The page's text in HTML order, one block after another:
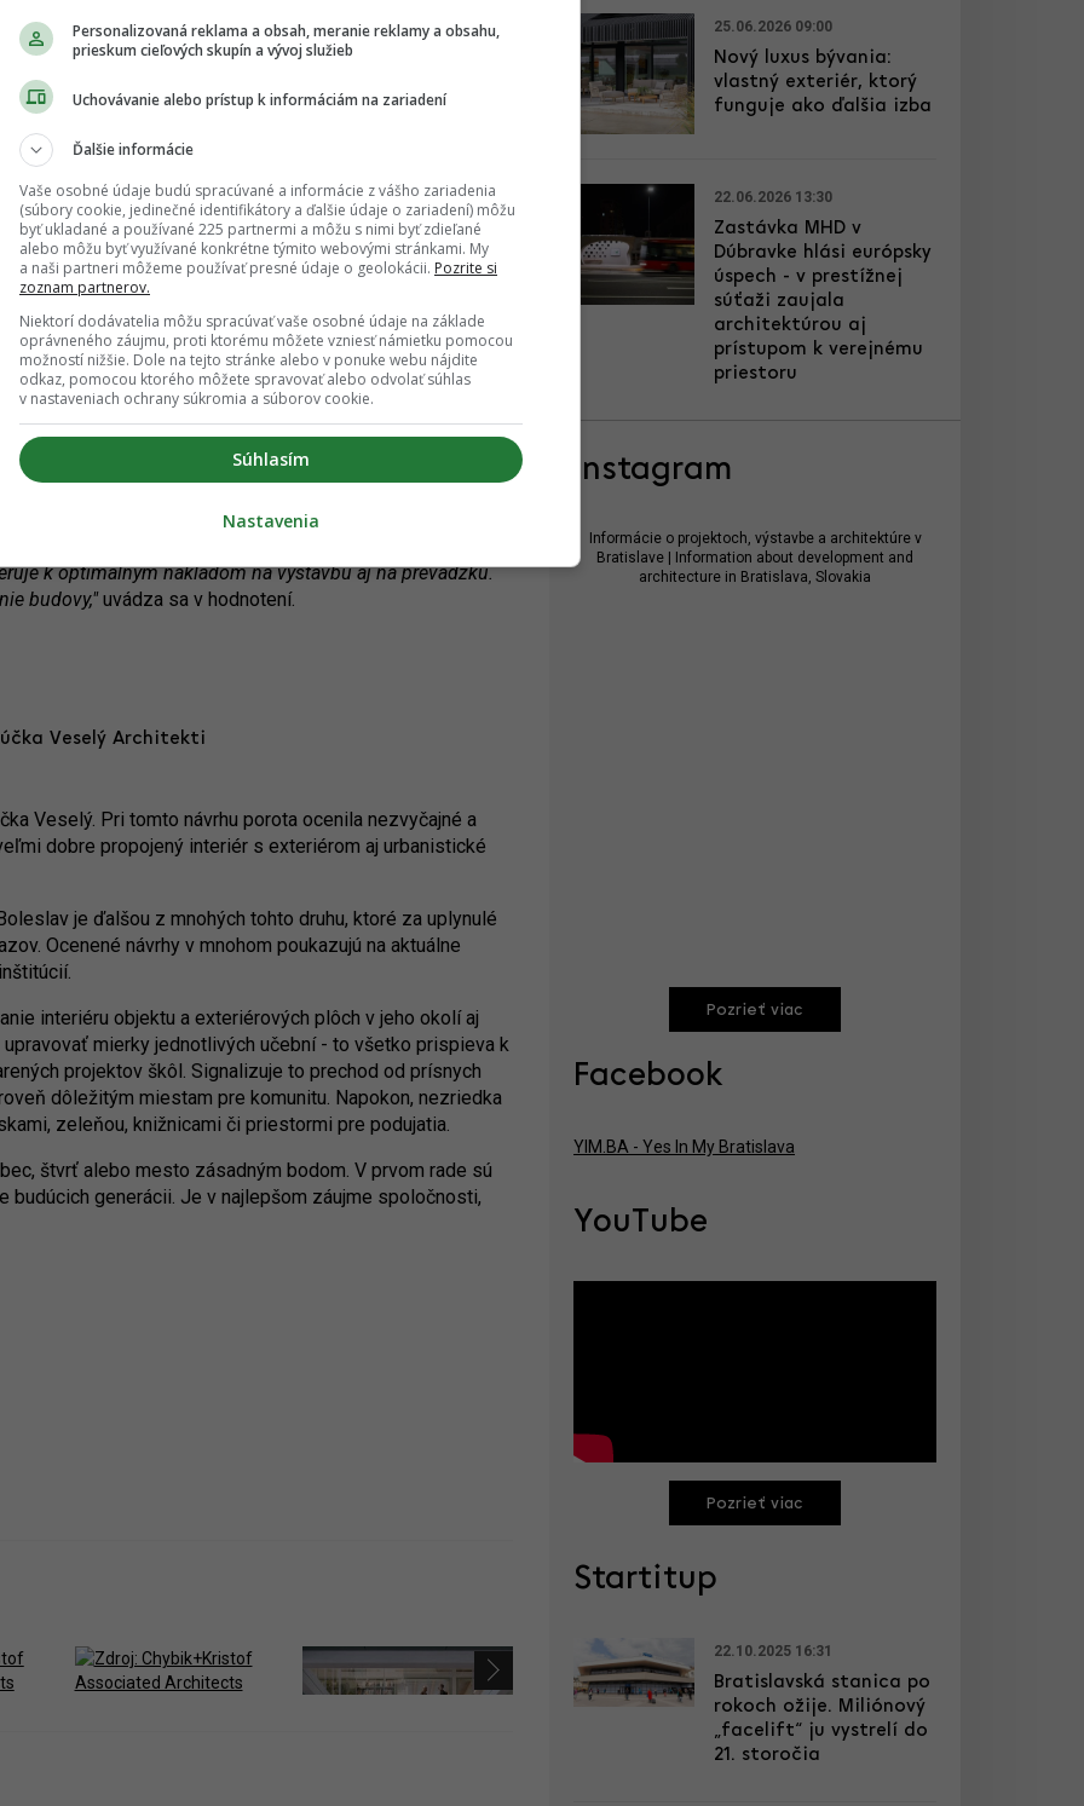
školy autori stavili na dostatočnú variabilitu vnútorných
časti komplexu navrhnutá prefabrikovaná betónová
myšlienkovo ​​aj koncepčne kompaktný projekt,
a úpravách a ktorý sa potom môže podariť
pracovníci a zamestnanci školy radi,"
projekt ďalej rozvíjať v spolupráci s budúcimi užívateľmi
Aoc architekti
V tomto prípade je objekt základnej školy funkčne
priestory. Tie sú so športovou časťou prepojené za
pre verejnosť a žiakov, ktoré by zabezpečilo bezkolízné
majú mimo vyučovania slúžť na podporu kultúrneho a
hodnotí aj jednoducho navrhnutú konštrukciu objektu,
k optimálnym nákladom na výstavbu aj na prevádzku.
budovy,"uvádza sa v hodnotení.
Veselý Architekti
Veselý. Pri tomto návrhu porota ocenila nezvyčajné a
dobre propojený interiér s exteriérom aj urbanistické
je ďalšou z mnohých tohto druhu, ktoré za uplynulé
Ocenené návrhy v mnohom poukazujú na aktuálne
interiéru objektu a exteriérových plôch v jeho okolí aj
mierky jednotlivých učební - to všetko prispieva k
projektov škôl. Signalizuje to prechod od prísnych
dôležitým miestam pre komunitu. Napokon, nezriedka
zeleňou, knižnicami či priestormi pre podujatia.
štvrť alebo mesto zásadným bodom. V prvom rade sú
generácii. Je v najlepšom záujme spoločnosti,
25.06.2026 09:00
Nový luxus bývania:
vlastný exteriér, ktorý
funguje ako ďalšia izba
22.06.2026 13:30
Zastávka MHD v
Dúbravke hlási európsky
úspech - v prestížnej
súťaži zaujala
architektúrou aj
prístupom k verejnému
priestoru
Instagram
Informácie o projektoch, výstavbe a architektúre v
Bratislave | Information about development and
architecture in Bratislava, Slovakia
Pozrieť viac
Facebook
YIM.BA - Yes In My Bratislava
YouTube
Pozrieť viac
Startitup
22.10.2025 16:31
Bratislavská stanica po
rokoch ožije. Miliónový
„facelift“ ju vystrelí do
21. storočia
Personalizovaná reklama a obsah, meranie reklamy a obsahu,
prieskum cieľových skupín a vývoj služieb
Uchovávanie alebo prístup k informáciám na zariadení
Ďalšie informácie
Vaše osobné údaje budú spracúvané a informácie z vášho zariadenia
(súbory cookie, jedinečné identifikátory a ďalšie údaje o zariadení) môžu
byť ukladané a používané 225 partnermi a môžu s nimi byť zdieľané
alebo môžu byť využívané konkrétne týmito webovými stránkami. My
a naši partneri môžeme používať presné údaje o geolokácii. Pozrite si
zoznam partnerov.
Niektorí dodávatelia môžu spracúvať vaše osobné údaje na základe
oprávneného záujmu, proti ktorému môžete vzniesť námietku pomocou
možností nižšie. Dole na tejto stránke alebo v ponuke webu nájdite
odkaz, pomocou ktorého môžete spravovať alebo odvolať súhlas
v nastaveniach ochrany súkromia a súborov cookie.
Súhlasím
Nastavenia